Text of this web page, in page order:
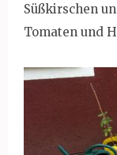
Süßkirschen
Tomaten und